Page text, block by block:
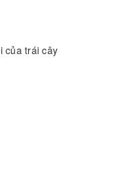
của trái cây